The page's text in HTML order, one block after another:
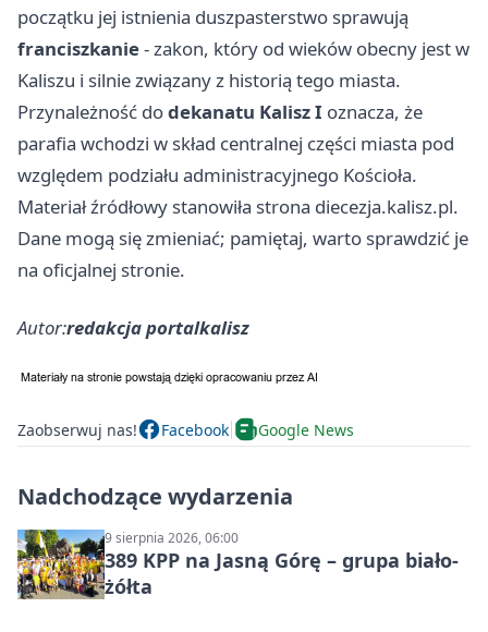
początku jej istnienia duszpasterstwo sprawują
franciszkanie- zakon, który od wieków obecny jest w
Kaliszu i silnie związany z historią tego miasta.
Przynależność dodekanatu Kalisz I oznacza, że
parafia wchodzi w skład centralnej części miasta pod
względem podziału administracyjnego Kościoła.
Materiał źródłowy stanowiła strona diecezja.kalisz.pl.
Dane mogą się zmieniać; pamiętaj, warto sprawdzić je
na oficjalnej stronie.
Autor:redakcja portalkalisz
Zaobserwuj nas! Facebook Google News
Nadchodzące wydarzenia
9 sierpnia 2026, 06:00
389 KPP na Jasną Górę – grupa biało-
żółta